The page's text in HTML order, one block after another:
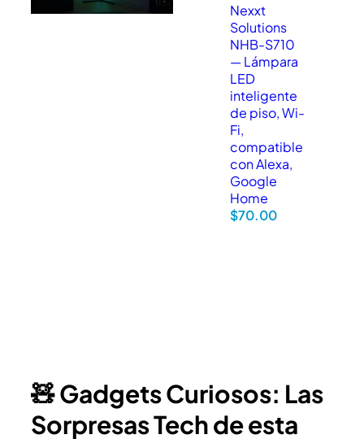
Nexxt
Solutions
NHB-S710
— Lámpara
LED
inteligente
de piso, Wi-
Fi,
compatible
con Alexa,
Google
Home
$70.00
🧸 Gadgets Curiosos: Las
Sorpresas Tech de esta